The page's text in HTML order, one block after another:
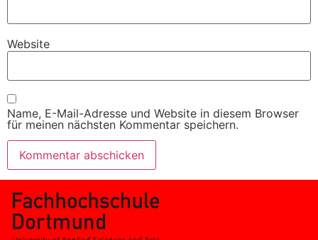
Website
Name, E-Mail-Adresse und Website in diesem Browser
für meinen nächsten Kommentar speichern.